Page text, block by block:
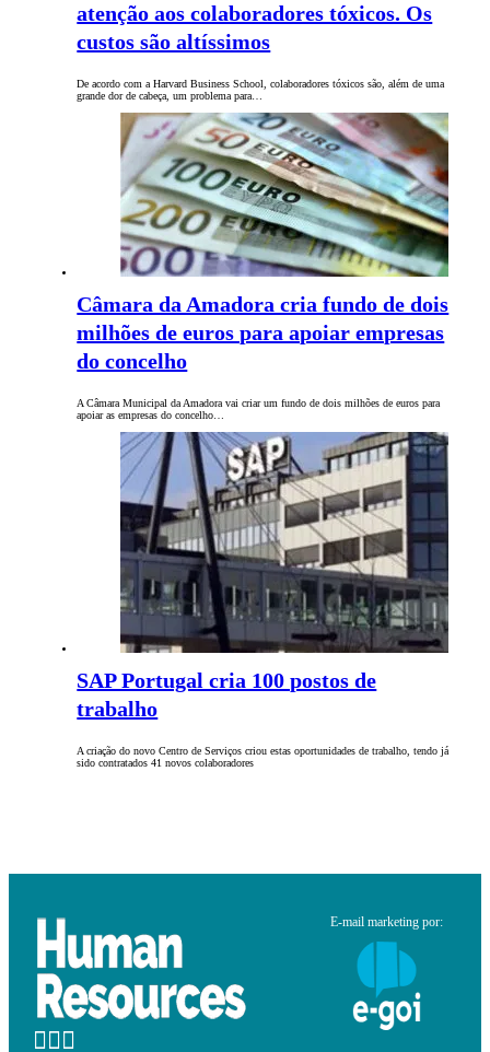
atenção aos colaboradores tóxicos. Os
custos são altíssimos
De acordo com a Harvard Business School, colaboradores tóxicos são, além de uma
grande dor de cabeça, um problema para…
Câmara da Amadora cria fundo de dois
milhões de euros para apoiar empresas
do concelho
A Câmara Municipal da Amadora vai criar um fundo de dois milhões de euros para
apoiar as empresas do concelho…
SAP Portugal cria 100 postos de
trabalho
A criação do novo Centro de Serviços criou estas oportunidades de trabalho, tendo já
sido contratados 41 novos colaboradores
E-mail marketing por: